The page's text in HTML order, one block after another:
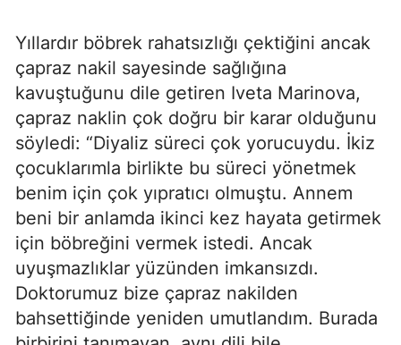
Yıllardır böbrek rahatsızlığı çektiğini ancak
çapraz nakil sayesinde sağlığına
kavuştuğunu dile getiren Iveta Marinova,
çapraz naklin çok doğru bir karar olduğunu
söyledi: “Diyaliz süreci çok yorucuydu. İkiz
çocuklarımla birlikte bu süreci yönetmek
benim için çok yıpratıcı olmuştu. Annem
beni bir anlamda ikinci kez hayata getirmek
için böbreğini vermek istedi. Ancak
uyuşmazlıklar yüzünden imkansızdı.
Doktorumuz bize çapraz nakilden
bahsettiğinde yeniden umutlandım. Burada